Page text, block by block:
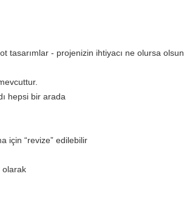
tasarımlar - projenizin ihtiyacı ne olursa olsun
hepsi bir arada
için “revize” edilebilir
olarak